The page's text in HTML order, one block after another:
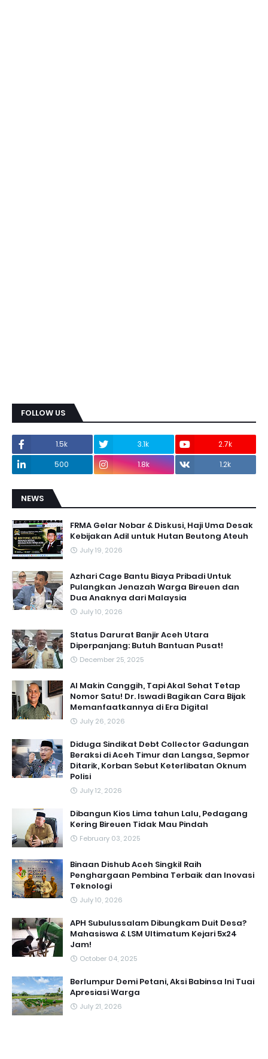
FOLLOW US
1.5k 3.1k
2.7k
500
1.8k 1.2k
NEWS
FRMA Gelar Nobar & Diskusi, Haji Uma Desak
Kebijakan Adil untuk Hutan Beutong Ateuh
July 19, 2026
Azhari Cage Bantu Biaya Pribadi Untuk
Pulangkan Jenazah Warga Bireuen dan
Dua Anaknya dari Malaysia
July 10, 2026
Status Darurat Banjir Aceh Utara
Diperpanjang: Butuh Bantuan Pusat!
December 25, 2025
AI Makin Canggih, Tapi Akal Sehat Tetap
Nomor Satu! Dr. Iswadi Bagikan Cara Bijak
Memanfaatkannya di Era Digital
July 26, 2026
Diduga Sindikat Debt Collector Gadungan
Beraksi di Aceh Timur dan Langsa, Sepmor
Ditarik, Korban Sebut Keterlibatan Oknum
Polisi
July 12, 2026
Dibangun Kios Lima tahun Lalu, Pedagang
Kering Bireuen Tidak Mau Pindah
February 03, 2025
Binaan Dishub Aceh Singkil Raih
Penghargaan Pembina Terbaik dan Inovasi
Teknologi
July 10, 2026
APH Subulussalam Dibungkam Duit Desa?
Mahasiswa & LSM Ultimatum Kejari 5x24
Jam!
October 04, 2025
Berlumpur Demi Petani, Aksi Babinsa Ini Tuai
Apresiasi Warga
July 21, 2026